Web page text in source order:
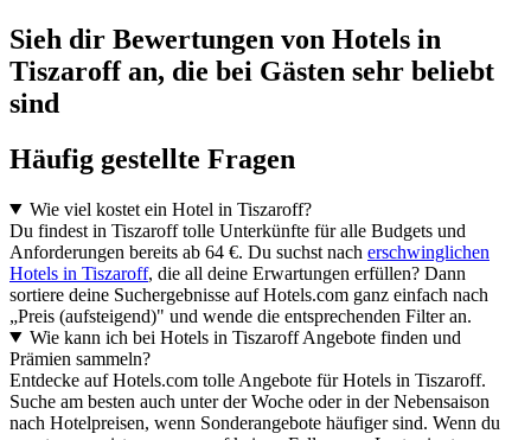
Sieh dir Bewertungen von Hotels in
Tiszaroff an, die bei Gästen sehr beliebt
sind
Häufig gestellte Fragen
Wie viel kostet ein Hotel in Tiszaroff?
Du findest in Tiszaroff tolle Unterkünfte für alle Budgets und
Anforderungen bereits ab 64 €. Du suchst nach erschwinglichen
Hotels in Tiszaroff, die all deine Erwartungen erfüllen? Dann
sortiere deine Suchergebnisse auf Hotels.com ganz einfach nach
„Preis (aufsteigend)" und wende die entsprechenden Filter an.
Wie kann ich bei Hotels in Tiszaroff Angebote finden und
Prämien sammeln?
Entdecke auf Hotels.com tolle Angebote für Hotels in Tiszaroff.
Suche am besten auch unter der Woche oder in der Nebensaison
nach Hotelpreisen, wenn Sonderangebote häufiger sind. Wenn du